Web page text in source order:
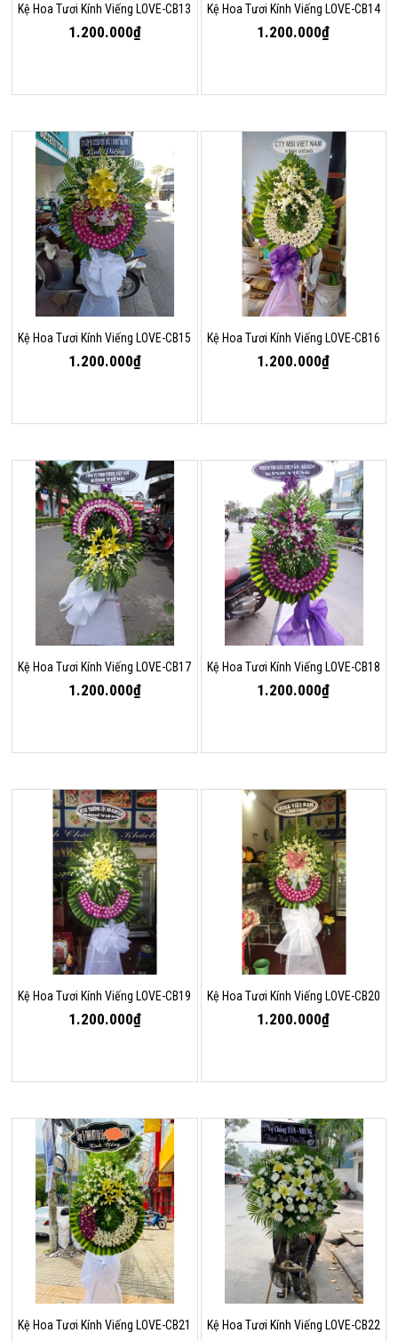
Kệ Hoa Tươi Kính Viếng LOVE-CB13
1.200.000₫
Kệ Hoa Tươi Kính Viếng LOVE-CB14
1.200.000₫
Kệ Hoa Tươi Kính Viếng LOVE-CB15
1.200.000₫
Kệ Hoa Tươi Kính Viếng LOVE-CB16
1.200.000₫
Kệ Hoa Tươi Kính Viếng LOVE-CB17
1.200.000₫
Kệ Hoa Tươi Kính Viếng LOVE-CB18
1.200.000₫
Kệ Hoa Tươi Kính Viếng LOVE-CB19
1.200.000₫
Kệ Hoa Tươi Kính Viếng LOVE-CB20
1.200.000₫
Kệ Hoa Tươi Kính Viếng LOVE-CB21 Kệ Hoa Tươi Kính Viếng LOVE-CB22